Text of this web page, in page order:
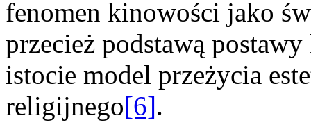
fenomen kinowości jako
przecież podstawą
istocie model przeżycia
religijnego[6].